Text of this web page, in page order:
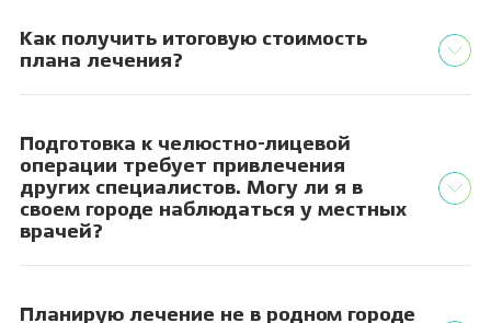
Как получить итоговую стоимость
плана лечения?
Подготовка к челюстно-лицевой
операции требует привлечения
других специалистов. Могу ли я в
своем городе наблюдаться у местных
врачей?
Планирую лечение не в родном городе